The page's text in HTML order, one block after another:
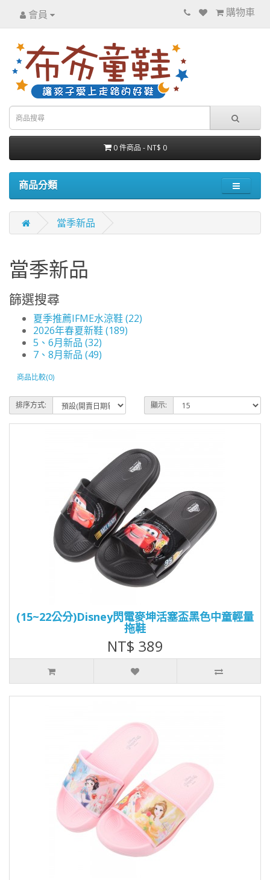
會員 購物車
0 件商品 - NT$ 0
商品分類
當季新品
當季新品
篩選搜尋
夏季推薦IFME水涼鞋 (22)
2026年春夏新鞋 (189)
5、6月新品 (32)
7、8月新品 (49)
商品比較(0)
排序方式: 顯示:
(15~22公分)Disney閃電麥坤活塞盃黑色中童輕量
拖鞋
NT$ 389